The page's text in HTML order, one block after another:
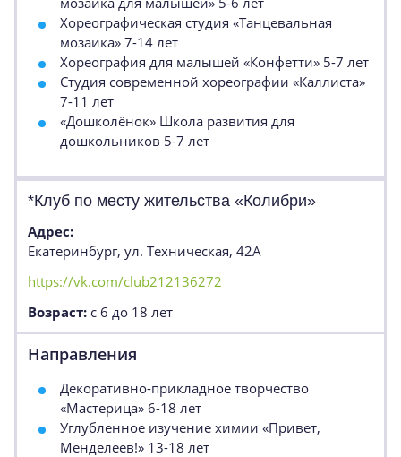
Хореографическая студия «Танцевальная
мозаика» 7-14 лет
Хореография для малышей «Конфетти» 5-7 лет
Студия современной хореографии «Каллиста»
7-11 лет
«Дошколёнок» Школа развития для
дошкольников 5-7 лет
*Клуб по месту жительства «Колибри»
Адрес:
Екатеринбург, ул. Техническая, 42А
https://vk.com/club212136272
Возраст: с 6 до 18 лет
Направления
Декоративно-прикладное творчество
«Мастерица» 6-18 лет
Углубленное изучение химии «Привет,
Менделеев!» 13-18 лет